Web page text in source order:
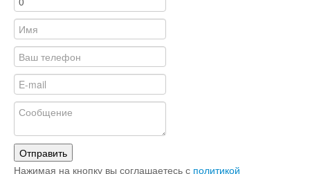
Отправить
Нажимая на кнопку вы соглашаетесь с политикой